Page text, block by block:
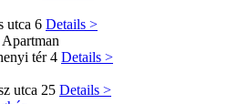
utca 6 Details >
Apartman
tér 4 Details >
utca 25 Details >